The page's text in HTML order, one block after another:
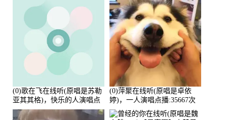
(0)歌在飞在线听(原唱是苏勒
亚其其格)，快乐的人演唱点
播:36次
(0)萍聚在线听(原唱是卓依
婷)，一人演唱点播:35667次